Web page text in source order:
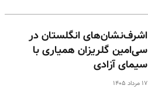
اشرف‌نشان‌های انگلستان در
سی‌امین گلریزان همیاری با
سیمای آزادی
۱۷ مرداد ۱۴۰۵